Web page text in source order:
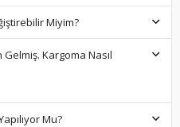
Miyim?
Kargoma Nasıl
Mu?